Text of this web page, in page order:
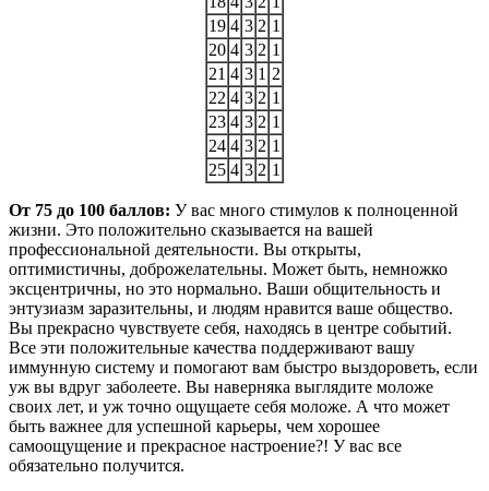
19 4 3 2 1
20 4 3 2 1
21 4 3 1 2
22 4 3 2 1
23 4 3 2 1
24 4 3 2 1
25 4 3 2 1
От 75 до 100 баллов: У вас много стимулов к полноценной
жизни. Это положительно сказывается на вашей
профессиональной деятельности. Вы открыты,
оптимистичны, доброжелательны. Может быть, немножко
эксцентричны, но это нормально. Ваши общительность и
энтузиазм заразительны, и людям нравится ваше общество.
Вы прекрасно чувствуете себя, находясь в центре событий.
Все эти положительные качества поддерживают вашу
иммунную систему и помогают вам быстро выздороветь, если
уж вы вдруг заболеете. Вы наверняка выглядите моложе
своих лет, и уж точно ощущаете себя моложе. А что может
быть важнее для успешной карьеры, чем хорошее
самоощущение и прекрасное настроение?! У вас все
обязательно получится.